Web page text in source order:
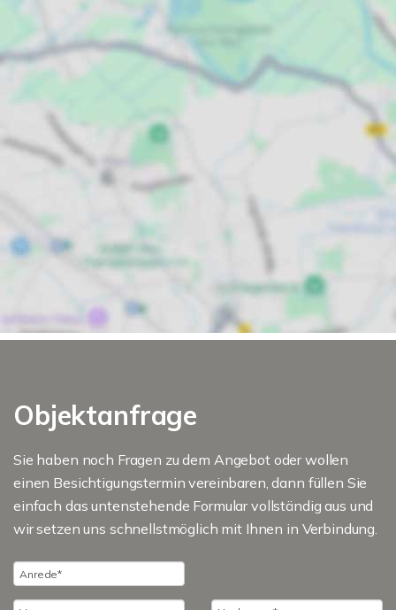
Objektanfrage
Sie haben noch Fragen zu dem Angebot oder wollen
einen Besichtigungstermin vereinbaren, dann füllen Sie
einfach das untenstehende Formular vollständig aus und
wir setzen uns schnellstmöglich mit Ihnen in Verbindung.